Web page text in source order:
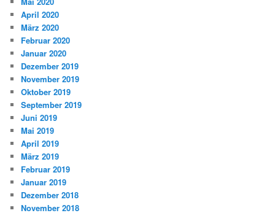
April 2020
März 2020
Februar 2020
Januar 2020
Dezember 2019
November 2019
Oktober 2019
September 2019
Juni 2019
Mai 2019
April 2019
März 2019
Februar 2019
Januar 2019
Dezember 2018
November 2018